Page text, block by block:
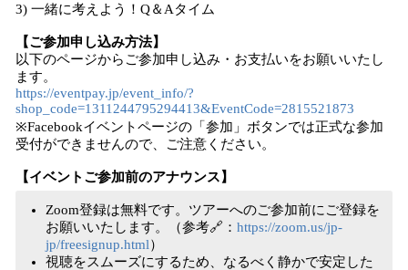
3) 一緒に考えよう！Q＆Aタイム
【ご参加申し込み方法】
以下のページからご参加申し込み・お支払いをお願いいたし
ます。
https://eventpay.jp/event_info/?
shop_code=1311244795294413&EventCode=2815521873
※Facebookイベントページの「参加」ボタンでは正式な参加
受付ができませんので、ご注意ください。
【イベントご参加前のアナウンス】
Zoom登録は無料です。ツアーへのご参加前にご登録を
お願いいたします。（参考🔗： https://zoom.us/jp-
jp/freesignup.html）
視聴をスムーズにするため、なるべく静かで安定した